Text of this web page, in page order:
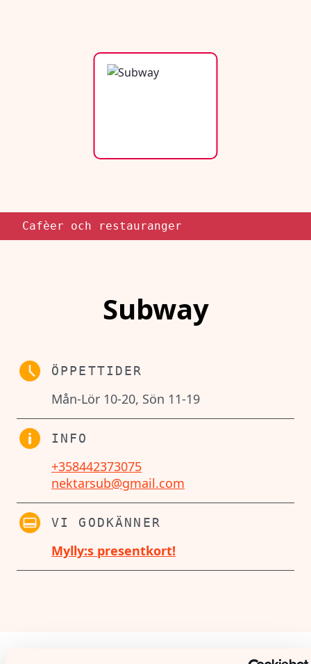
Cafèer och restauranger
Subway
ÖPPETTIDER
Mån-Lör 10-20, Sön 11-19
INFO
+358442373075
nektarsub@gmail.com
VI GODKÄNNER
Mylly:s presentkort!